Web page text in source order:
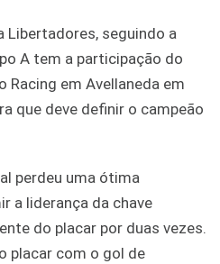
Libertadores, seguindo a
A tem a participação do
Racing em Avellaneda em
que deve definir o campeão
perdeu uma ótima
a liderança da chave
do placar por duas vezes.
placar com o gol de